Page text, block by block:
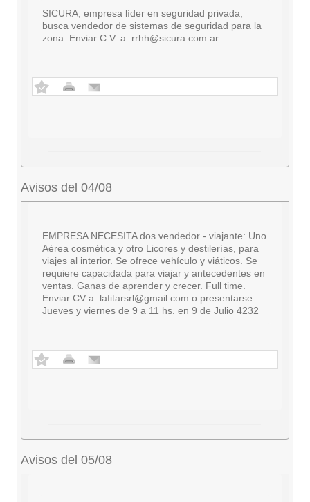
SICURA, empresa líder en seguridad privada,
busca vendedor de sistemas de seguridad para la
zona. Enviar C.V. a: rrhh@sicura.com.ar
Avisos del 04/08
EMPRESA NECESITA dos vendedor - viajante: Uno
Aérea cosmética y otro Licores y destilerías, para
viajes al interior. Se ofrece vehículo y viáticos. Se
requiere capacidada para viajar y antecedentes en
ventas. Ganas de aprender y crecer. Full time.
Enviar CV a: lafitarsrl@gmail.com o presentarse
Jueves y viernes de 9 a 11 hs. en 9 de Julio 4232
Avisos del 05/08